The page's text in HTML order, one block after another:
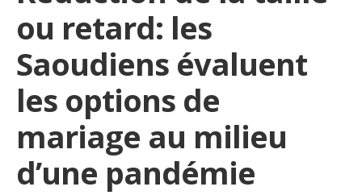
ou retard: les
Saoudiens évaluent
les options de
mariage au milieu
d’une pandémie